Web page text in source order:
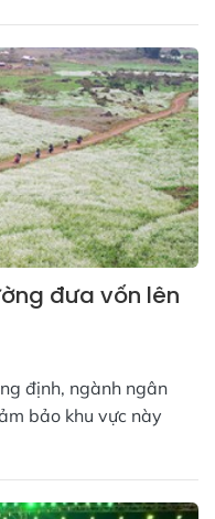
đưa vốn lên
định, ngành ngân
bảo khu vực này